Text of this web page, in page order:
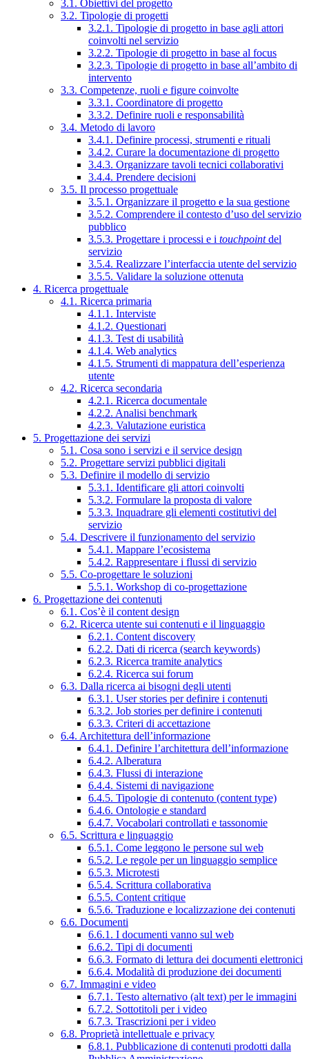
3.1. Obiettivi del progetto
3.2. Tipologie di progetti
3.2.1. Tipologie di progetto in base agli attori
coinvolti nel servizio
3.2.2. Tipologie di progetto in base al focus
3.2.3. Tipologie di progetto in base all’ambito di
intervento
3.3. Competenze, ruoli e figure coinvolte
3.3.1. Coordinatore di progetto
3.3.2. Definire ruoli e responsabilità
3.4. Metodo di lavoro
3.4.1. Definire processi, strumenti e rituali
3.4.2. Curare la documentazione di progetto
3.4.3. Organizzare tavoli tecnici collaborativi
3.4.4. Prendere decisioni
3.5. Il processo progettuale
3.5.1. Organizzare il progetto e la sua gestione
3.5.2. Comprendere il contesto d’uso del servizio
pubblico
3.5.3. Progettare i processi e i touchpointdel
servizio
3.5.4. Realizzare l’interfaccia utente del servizio
3.5.5. Validare la soluzione ottenuta
4. Ricerca progettuale
4.1. Ricerca primaria
4.1.1. Interviste
4.1.2. Questionari
4.1.3. Test di usabilità
4.1.4. Web analytics
4.1.5. Strumenti di mappatura dell’esperienza
utente
4.2. Ricerca secondaria
4.2.1. Ricerca documentale
4.2.2. Analisi benchmark
4.2.3. Valutazione euristica
5. Progettazione dei servizi
5.1. Cosa sono i servizi e il service design
5.2. Progettare servizi pubblici digitali
5.3. Definire il modello di servizio
5.3.1. Identificare gli attori coinvolti
5.3.2. Formulare la proposta di valore
5.3.3. Inquadrare gli elementi costitutivi del
servizio
5.4. Descrivere il funzionamento del servizio
5.4.1. Mappare l’ecosistema
5.4.2. Rappresentare i flussi di servizio
5.5. Co-progettare le soluzioni
5.5.1. Workshop di co-progettazione
6. Progettazione dei contenuti
6.1. Cos’è il content design
6.2. Ricerca utente sui contenuti e il linguaggio
6.2.1. Content discovery
6.2.2. Dati di ricerca (search keywords)
6.2.3. Ricerca tramite analytics
6.2.4. Ricerca sui forum
6.3. Dalla ricerca ai bisogni degli utenti
6.3.1. User stories per definire i contenuti
6.3.2. Job stories per definire i contenuti
6.3.3. Criteri di accettazione
6.4. Architettura dell’informazione
6.4.1. Definire l’architettura dell’informazione
6.4.2. Alberatura
6.4.3. Flussi di interazione
6.4.4. Sistemi di navigazione
6.4.5. Tipologie di contenuto (content type)
6.4.6. Ontologie e standard
6.4.7. Vocabolari controllati e tassonomie
6.5. Scrittura e linguaggio
6.5.1. Come leggono le persone sul web
6.5.2. Le regole per un linguaggio semplice
6.5.3. Microtesti
6.5.4. Scrittura collaborativa
6.5.5. Content critique
6.5.6. Traduzione e localizzazione dei contenuti
6.6. Documenti
6.6.1. I documenti vanno sul web
6.6.2. Tipi di documenti
6.6.3. Formato di lettura dei documenti elettronici
6.6.4. Modalità di produzione dei documenti
6.7. Immagini e video
6.7.1. Testo alternativo (alt text) per le immagini
6.7.2. Sottotitoli per i video
6.7.3. Trascrizioni per i video
6.8. Proprietà intellettuale e privacy
6.8.1. Pubblicazione di contenuti prodotti dalla